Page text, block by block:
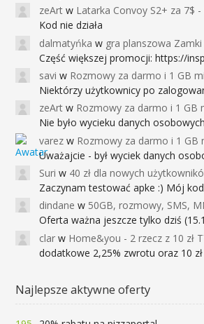
zeArt w Latarka Convoy S2+ za 7$ - Najniższa cena od
Kod nie działa
dalmatyńka w gra planszowa Zamki Caladale za
Część większej promocji: https://
savi w Rozmowy za darmo i 1 GB
Niektórzy użytkownicy po zalogowaniu
zeArt w Rozmowy za darmo i 1 GB
Nie było wycieku danych osobowych a nieo
varez w Rozmowy za darmo i 1 GB
Uważajcie - był wyciek danych
Suri w 40 zł dla nowych użytkowników Google Pay (dawniej Android
Zaczynam testować apke :) Mój kod na
dindane w 50GB, rozmowy, SMS, MMS bez limitu przez 6 miesięcy za darmo za przeniesienie numeru do
Oferta ważna jeszcze tylko dziś
clar w Home&you - 2 rzecz z 10 zł TYLKO
dodatkowe 2,25% zwrotu oraz 10 zł
Najlepsze aktywne oferty